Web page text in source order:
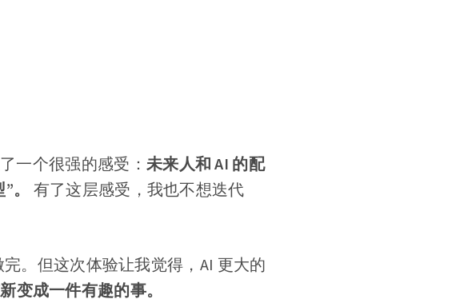
一个很强的感受： 未来人和 AI 的配
。
有了这层感受，我也不想迭代
。但这次体验让我觉得，AI 更大的
变成一件有趣的事。